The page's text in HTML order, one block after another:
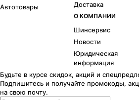
Автотовары
Доставка
О КОМПАНИИ
Шинсервис
Новости
Юридическая
информация
Будьте в курсе скидок, акций и
Подпишитесь и получайте промокоды,
на свою почту.